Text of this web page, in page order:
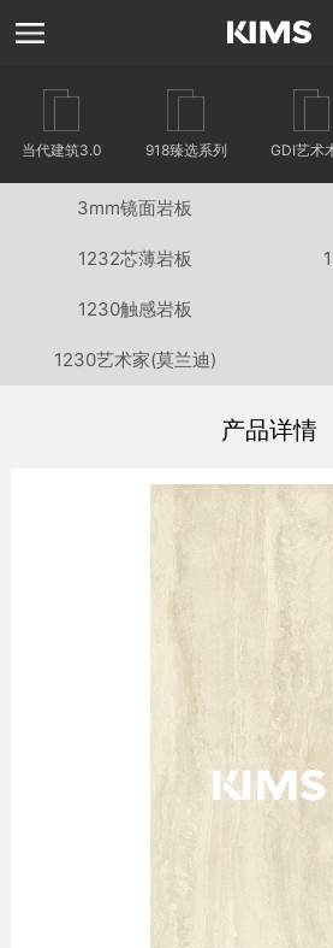
当代建筑3.0 918臻选系列 GDI艺术
3mm镜面岩板
1232芯薄岩板
1230触感岩板
1230艺术家(莫兰迪)
产品详情